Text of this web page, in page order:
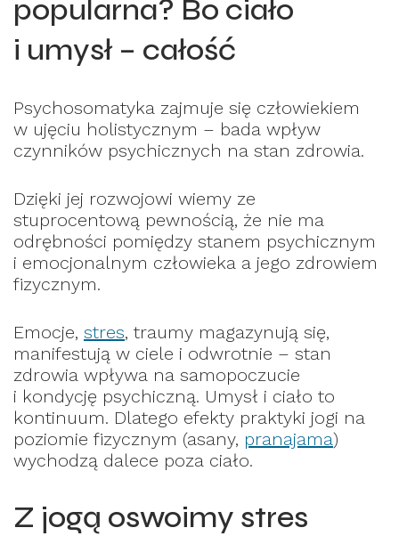
popularna? Bo ciało
i umysł – całość
Psychosomatyka zajmuje się człowiekiem
w ujęciu holistycznym – bada wpływ
czynników psychicznych na stan zdrowia.
Dzięki jej rozwojowi wiemy ze
stuprocentową pewnością, że nie ma
odrębności pomiędzy stanem psychicznym
i emocjonalnym człowieka a jego zdrowiem
fizycznym.
Emocje, stres, traumy magazynują się,
manifestują w ciele i odwrotnie – stan
zdrowia wpływa na samopoczucie
i kondycję psychiczną. Umysł i ciało to
kontinuum. Dlatego efekty praktyki jogi na
poziomie fizycznym (asany, pranajama)
wychodzą dalece poza ciało.
Z jogą oswoimy stres